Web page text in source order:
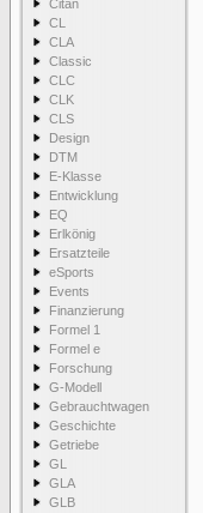
Citan
CL
CLA
Classic
CLC
CLK
CLS
Design
DTM
E-Klasse
Entwicklung
EQ
Erlkönig
Ersatzteile
eSports
Events
Finanzierung
Formel 1
Formel e
Forschung
G-Modell
Gebrauchtwagen
Geschichte
Getriebe
GL
GLA
GLB